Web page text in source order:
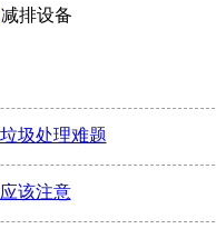
减排设备
圾处理难题
该注意